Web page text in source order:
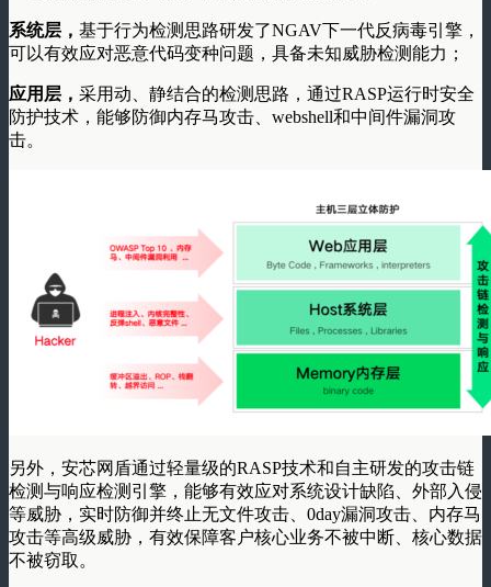
系统层， 基于行为检测思路研发了NGAV下一代反病毒引擎，
可以有效应对恶意代码变种问题，具备未知威胁检测能力；
应用层， 采用动、静结合的检测思路，通过RASP运行时安全
防护技术，能够防御内存马攻击、webshell和中间件漏洞攻
击。
另外，安芯网盾通过轻量级的RASP技术和自主研发的攻击链
检测与响应检测引擎，能够有效应对系统设计缺陷、外部入侵
等威胁，实时防御并终止无文件攻击、0day漏洞攻击、内存马
攻击等高级威胁，有效保障客户核心业务不被中断、核心数据
不被窃取。